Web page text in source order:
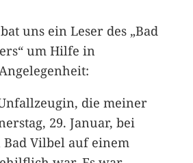
uns ein Leser des „Bad
um Hilfe in
die meiner
29. Januar, bei
Vilbel auf einem